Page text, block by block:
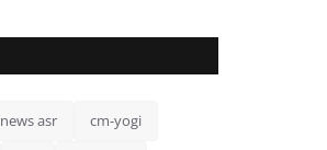
news asr cm-yogi